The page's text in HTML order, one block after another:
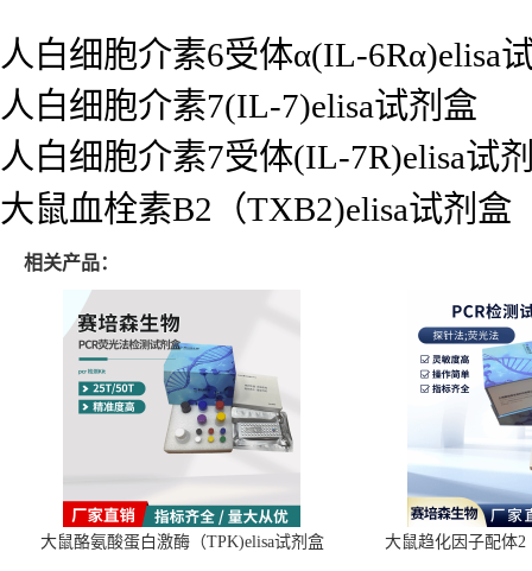
人白细胞介素6受体α(IL-6Rα)elisa
人白细胞介素7(IL-7)elisa试剂盒
人白细胞介素7受体(IL-7R)elisa试
大鼠血栓素B2（TXB2)elisa试剂盒
相关产品：
大鼠酪氨酸蛋白激酶（TPK)elisa试剂盒 大鼠趋化因子配体2